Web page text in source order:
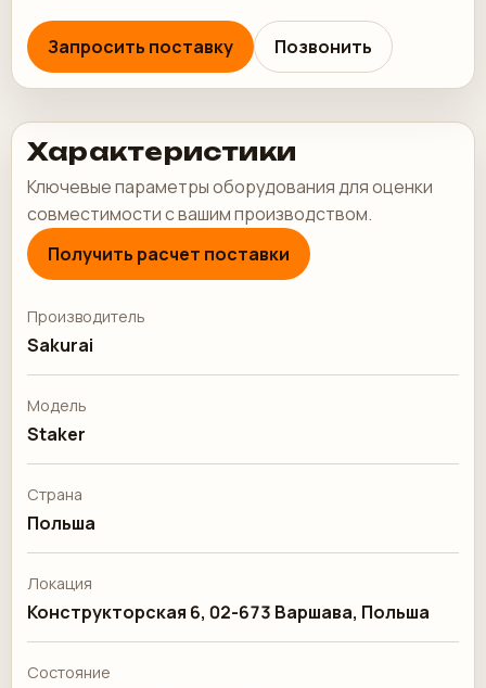
Запросить поставку Позвонить
Характеристики
Ключевые параметры оборудования для оценки
совместимости с вашим производством.
Получить расчет поставки
Производитель
Sakurai
Модель
Staker
Страна
Польша
Локация
Конструкторская 6, 02-673 Варшава, Польша
Состояние